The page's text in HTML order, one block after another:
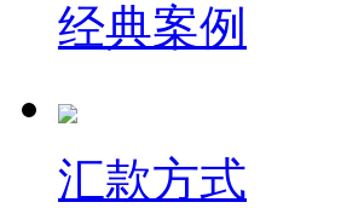
经典案例
汇款方式